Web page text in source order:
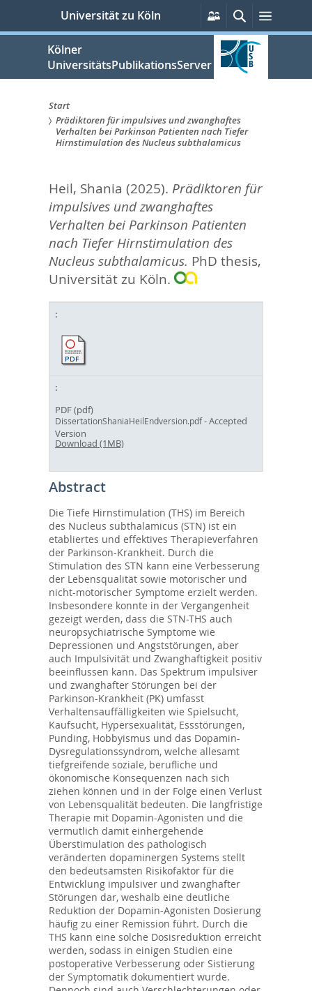
springen
Universität zu Köln
Persönliche
Services
Suche
Kölner
UniversitätsPublikationsServer
Sie
hier:
Start
Prädiktoren für impulsives und zwanghaftes
Verhalten bei Parkinson Patienten nach Tiefer
Hirnstimulation des Nucleus subthalamicus
Heil, Shania (2025). Prädiktoren für
impulsives und zwanghaftes
Verhalten bei Parkinson Patienten
nach Tiefer Hirnstimulation des
Nucleus subthalamicus. PhD thesis,
Universität zu Köln.
PDF (pdf)
DissertationShaniaHeilEndversion.pdf- Accepted
Version
Download (1MB)
Abstract
Die Tiefe Hirnstimulation (THS) im Bereich
des Nucleus subthalamicus (STN) ist ein
etabliertes und effektives Therapieverfahren
der Parkinson-Krankheit. Durch die
Stimulation des STN kann eine Verbesserung
der Lebensqualität sowie motorischer und
nicht-motorischer Symptome erzielt werden.
Insbesondere konnte in der Vergangenheit
gezeigt werden, dass die STN-THS auch
neuropsychiatrische Symptome wie
Depressionen und Angststörungen, aber
auch Impulsivität und Zwanghaftigkeit positiv
beeinflussen kann. Das Spektrum impulsiver
und zwanghafter Störungen bei der
Parkinson-Krankheit (PK) umfasst
Verhaltensauffälligkeiten wie Spielsucht,
Kaufsucht, Hypersexualität, Essstörungen,
Punding, Hobbyismus und das Dopamin-
Dysregulationssyndrom, welche allesamt
tiefgreifende soziale, berufliche und
ökonomische Konsequenzen nach sich
ziehen können und in der Folge einen Verlust
von Lebensqualität bedeuten. Die langfristige
Therapie mit Dopamin-Agonisten und die
vermutlich damit einhergehende
Überstimulation des pathologisch
veränderten dopaminergen Systems stellt
den bedeutsamsten Risikofaktor für die
Entwicklung impulsiver und zwanghafter
Störungen dar, weshalb eine deutliche
Reduktion der Dopamin-Agonisten Dosierung
häufig zu einer Remission führt. Durch die
THS kann eine solche Dosisreduktion erreicht
werden, sodass in einigen Studien eine
postoperative Verbesserung oder Sistierung
der Symptomatik dokumentiert wurde.